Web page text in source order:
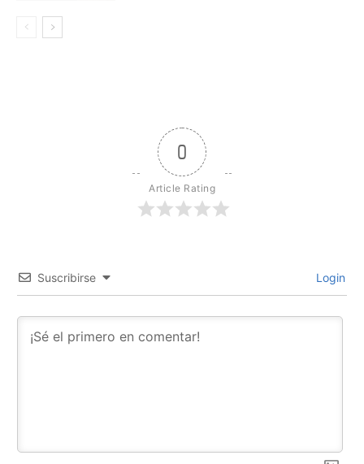
0
Article Rating
Suscribirse Login